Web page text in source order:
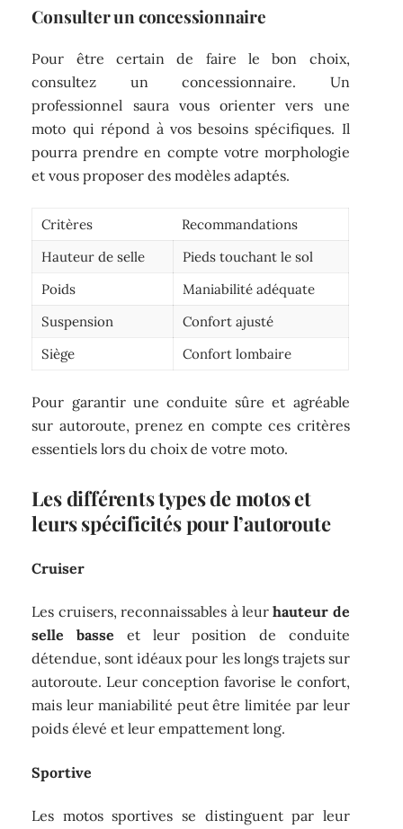
Consulter un concessionnaire
Pour être certain de faire le bon choix,
consultez un concessionnaire. Un
professionnel saura vous orienter vers une
moto qui répond à vos besoins spécifiques. Il
pourra prendre en compte votre morphologie
et vous proposer des modèles adaptés.
Critères
Recommandations
Hauteur de selle
Pieds touchant le sol
Poids
Maniabilité adéquate
Suspension
Confort ajusté
Siège
Confort lombaire
Pour garantir une conduite sûre et agréable
sur autoroute, prenez en compte ces critères
essentiels lors du choix de votre moto.
Les différents types de motos et
leurs spécificités pour l’autoroute
Cruiser
Les cruisers, reconnaissables à leurhauteur de
selle basse et leur position de conduite
détendue, sont idéaux pour les longs trajets sur
autoroute. Leur conception favorise le confort,
mais leur maniabilité peut être limitée par leur
poids élevé et leur empattement long.
Sportive
Les motos sportives se distinguent par leur